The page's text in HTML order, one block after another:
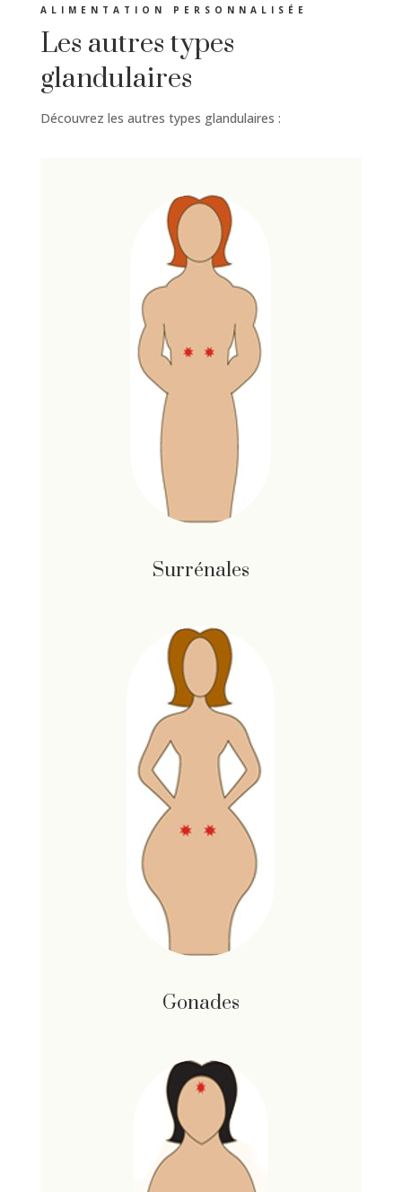
ALIMENTATION PERSONNALISÉE
Les autres types
glandulaires
Découvrez les autres types glandulaires :
Surrénales
Gonades